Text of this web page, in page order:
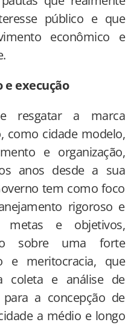
público e que
econômico e
execução
resgatar a marca
como cidade modelo,
e organização,
anos desde a sua
tem como foco
rigoroso e
metas e objetivos,
sobre uma forte
e meritocracia, que
coleta e análise de
a concepção de
a médio e longo